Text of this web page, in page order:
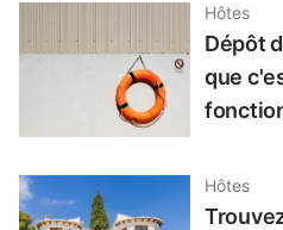
Hôtes
Dépôt
que
Hôtes